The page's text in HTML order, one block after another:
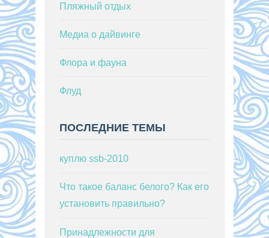
Пляжный отдых
Медиа о дайвинге
Флора и фауна
Флуд
ПОСЛЕДНИЕ ТЕМЫ
куплю ssb-2010
Что такое баланс белого? Как его
установить правильно?
Принадлежности для